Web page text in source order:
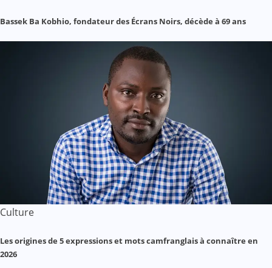
Bassek Ba Kobhio, fondateur des Écrans Noirs, décède à 69 ans
Culture
Les origines de 5 expressions et mots camfranglais à connaître en
2026